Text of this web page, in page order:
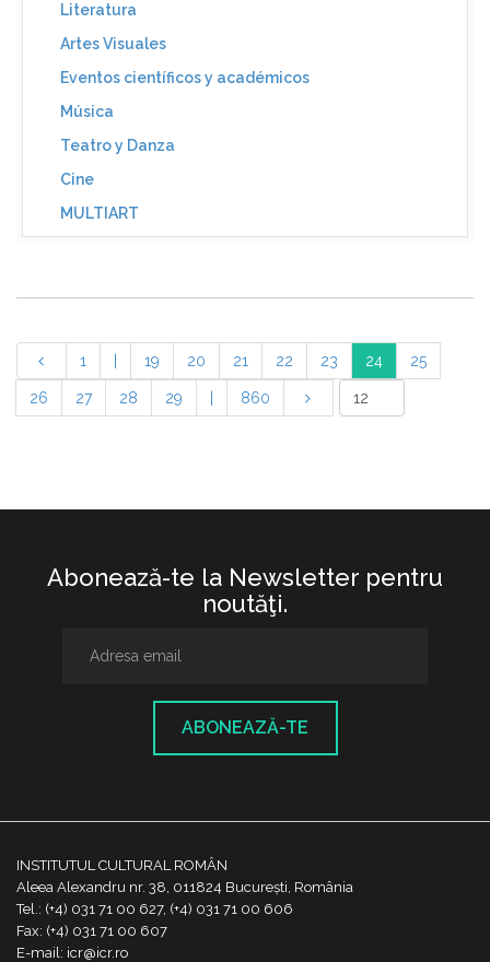
Literatura
Artes Visuales
Eventos científicos y académicos
Música
Teatro y Danza
Cine
MULTIART
1 19 20 21 22 23 24 25
26 27 28 29 860
Abonează-te la Newsletter pentru
noutăţi.
ABONEAZĂ-TE
INSTITUTUL CULTURAL ROMÂN
Aleea Alexandru nr. 38, 011824 București, România
Tel.: (+4) 031 71 00 627, (+4) 031 71 00 606
Fax: (+4) 031 71 00 607
E-mail: icr@icr.ro